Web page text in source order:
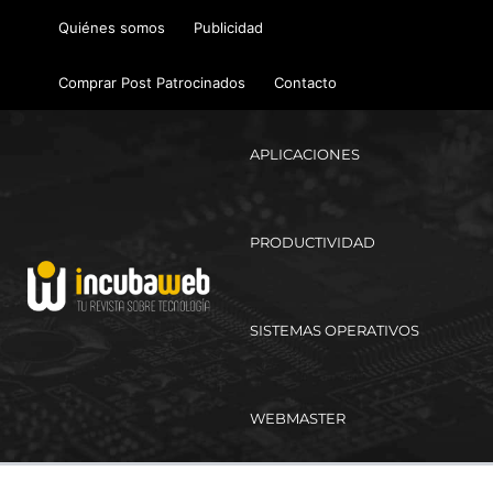
Quiénes somos Publicidad
Comprar Post Patrocinados Contacto
APLICACIONES
PRODUCTIVIDAD
SISTEMAS OPERATIVOS
WEBMASTER